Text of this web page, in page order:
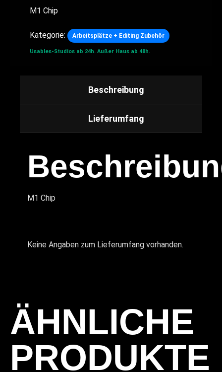
M1 Chip
Kategorie: Arbeitsplätze + Editing Zubehör
Usables-Studios ab 24h. Außer Haus ab 48h.
Beschreibung
Lieferumfang
M1 Chip
Keine Angaben zum Lieferumfang vorhanden.
ÄHNLICHE
PRODUKTE